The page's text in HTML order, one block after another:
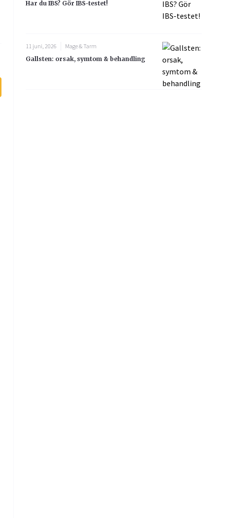
Har du IBS? Gör IBS-testet!
11 juni, 2026
Mage & Tarm
Gallsten: orsak, symtom & behandling